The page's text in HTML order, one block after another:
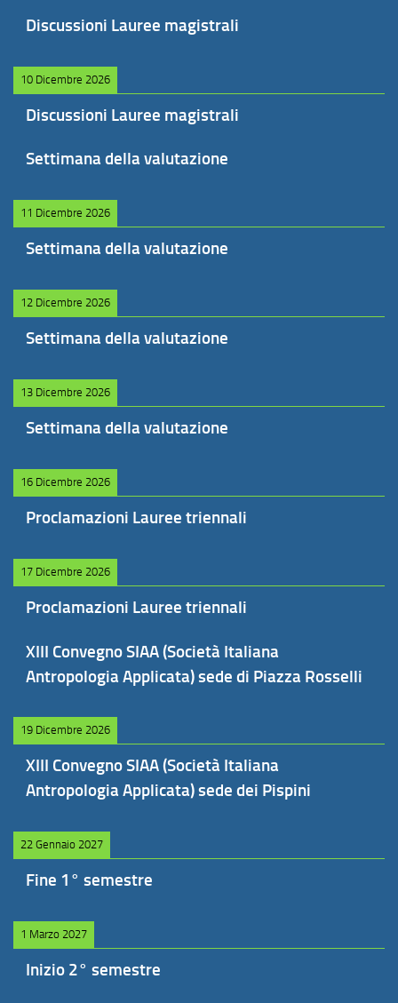
Discussioni Lauree magistrali
10 Dicembre 2026
Discussioni Lauree magistrali
Settimana della valutazione
11 Dicembre 2026
Settimana della valutazione
12 Dicembre 2026
Settimana della valutazione
13 Dicembre 2026
Settimana della valutazione
16 Dicembre 2026
Proclamazioni Lauree triennali
17 Dicembre 2026
Proclamazioni Lauree triennali
XIII Convegno SIAA (Società Italiana
Antropologia Applicata) sede di Piazza Rosselli
19 Dicembre 2026
XIII Convegno SIAA (Società Italiana
Antropologia Applicata) sede dei Pispini
22 Gennaio 2027
Fine 1° semestre
1 Marzo 2027
Inizio 2° semestre